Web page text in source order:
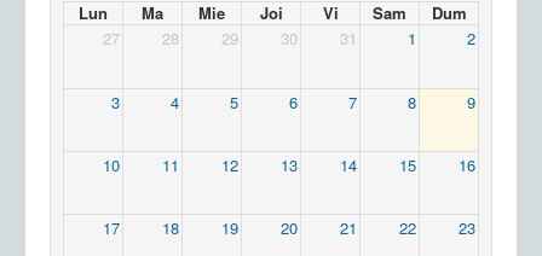
Lun Ma Mie Joi Vi Sam
Dum
27
28 29 30 31 1 2
3 4 5 6 7 8 9
10 11 12 13 14 15 16
17 18 19 20 21 22 23